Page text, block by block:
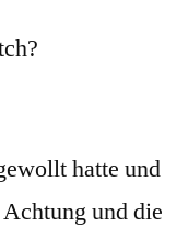
hatte und
und die